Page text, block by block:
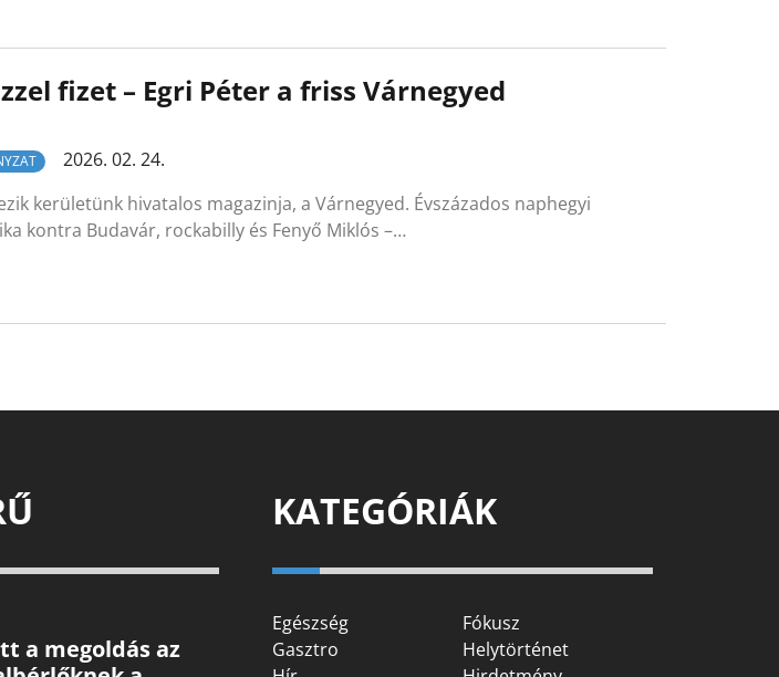
fizet – Egri Péter a friss Várnegyed
2026. 02. 24.
kerületünk hivatalos magazinja, a Várnegyed. Évszázados naphegyi
kontra Budavár, rockabilly és Fenyő Miklós –…
a megoldás az
KATEGÓRIÁK
Egészség
Fókusz
Gasztro
Helytörténet